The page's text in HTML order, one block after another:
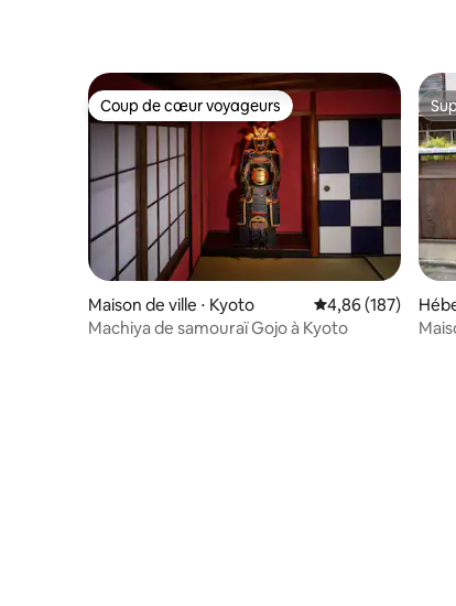
Coup de cœur voyageurs
Coup de cœur voyageurs
Maison de ville ⋅ Kyoto Évaluation
4,86 (187)
Machiya de samouraï Gojo à Kyoto